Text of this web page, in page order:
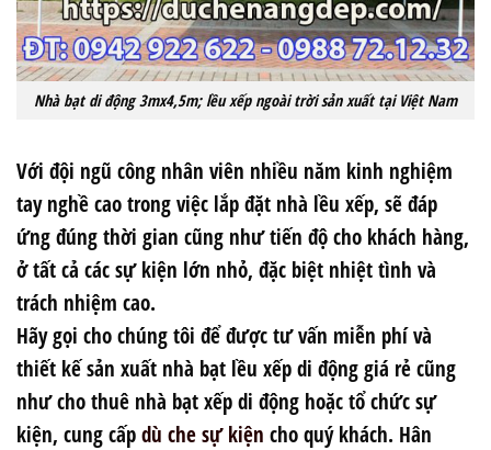
Nhà bạt di động 3mx4,5m; lều xếp ngoài trời sản xuất tại Việt Nam
Với đội ngũ công nhân viên nhiều năm kinh nghiệm
tay nghề cao trong việc lắp đặt nhà lều xếp, sẽ đáp
ứng đúng thời gian cũng như tiến độ cho khách hàng,
ở tất cả các sự kiện lớn nhỏ, đặc biệt nhiệt tình và
trách nhiệm cao.
Hãy gọi cho chúng tôi để được tư vấn miễn phí và
thiết kếsản xuất nhà bạt lều xếp di động giá rẻcũng
như cho thuê nhà bạt xếp di động hoặc tổ chức sự
kiện, cung cấpdù che sự kiện cho quý khách. Hân